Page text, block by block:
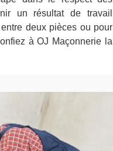
un résultat de travail
deux pièces ou pour
à OJ Maçonnerie la